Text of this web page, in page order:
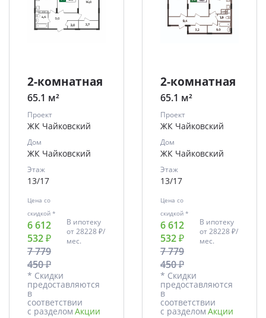
2-комнатная
65.1 м²
Проект
ЖК Чайковский
Дом
ЖК Чайковский
Этаж
13/17
Цена со
скидкой *
6 612
532 ₽
7 779
450 ₽
В ипотеку
от28228 ₽/
мес.
* Скидки
предоставляются
в
соответствии
с разделом Акции
2-комнатная
65.1 м²
Проект
ЖК Чайковский
Дом
ЖК Чайковский
Этаж
13/17
Цена со
скидкой *
6 612
532 ₽
7 779
450 ₽
В ипотеку
от28228 ₽/
мес.
* Скидки
предоставляются
в
соответствии
с разделом Акции